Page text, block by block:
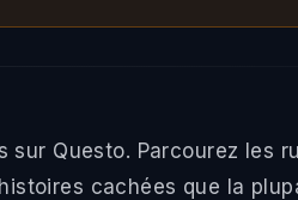
Questo. Parcourez les
cachées que la